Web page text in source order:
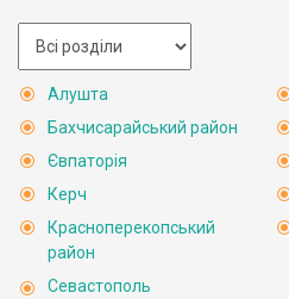
Алушта
Бахчисарайський район
Євпаторія
Керч
Красноперекопський
район
Севастополь